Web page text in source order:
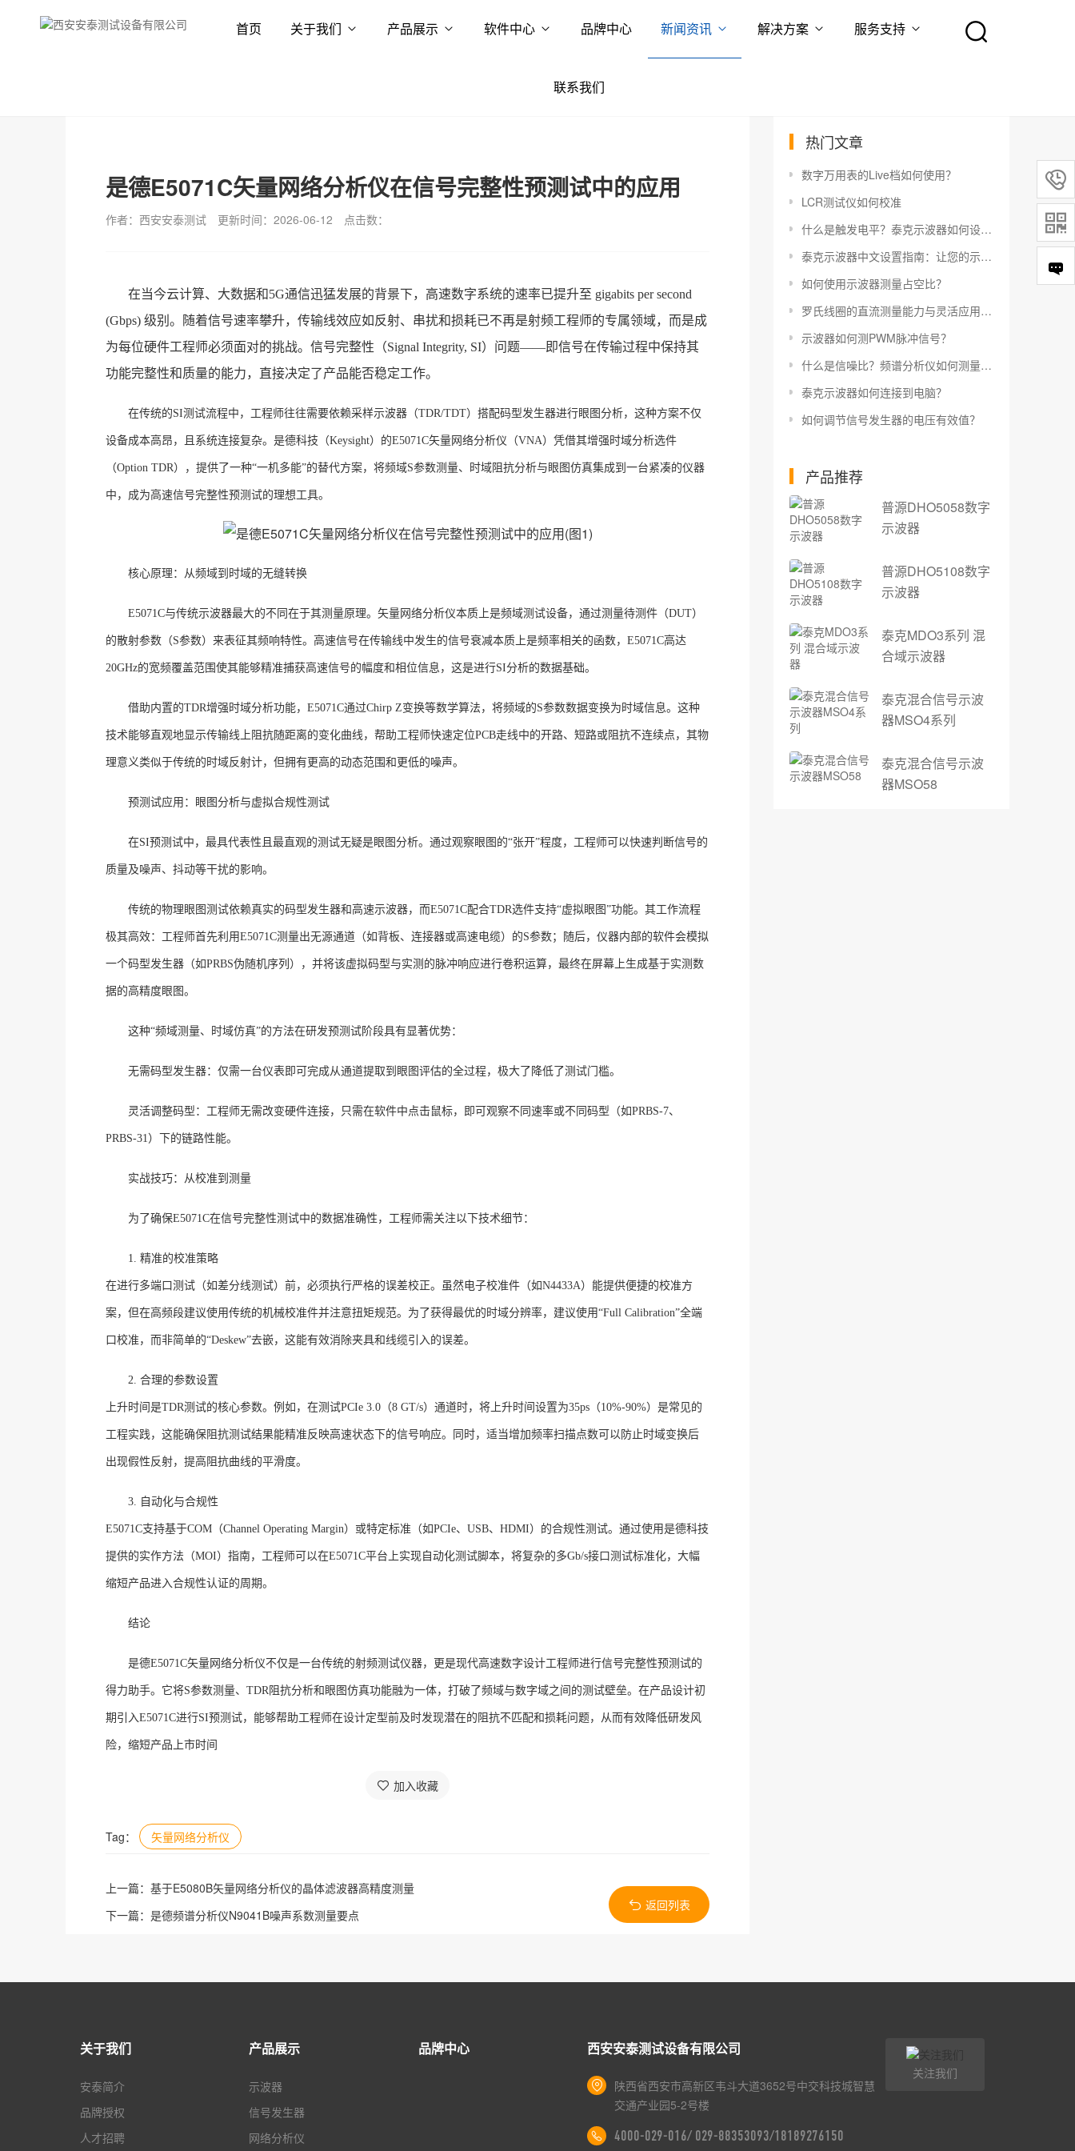
首页 关于我们 产品展示 软件中心 品牌中心 新闻资讯 解决方案 服务支持
联系我们
是德E5071C矢量网络分析仪在信号完整性预测试中的应用
作者：西安安泰测试 更新时间：2026-06-12 点击数：
在当今云计算、大数据和5G通信迅猛发展的背景下，高速数字系统的速率已提升至 gigabits per second
(Gbps) 级别。随着信号速率攀升，传输线效应如反射、串扰和损耗已不再是射频工程师的专属领域，而是成
为每位硬件工程师必须面对的挑战。信号完整性（Signal Integrity, SI）问题——即信号在传输过程中保持其
功能完整性和质量的能力，直接决定了产品能否稳定工作。
在传统的SI测试流程中，工程师往往需要依赖采样示波器（TDR/TDT）搭配码型发生器进行眼图分析，这种方案不仅
设备成本高昂，且系统连接复杂。是德科技（Keysight）的E5071C矢量网络分析仪（VNA）凭借其增强时域分析选件
（Option TDR），提供了一种“一机多能”的替代方案，将频域S参数测量、时域阻抗分析与眼图仿真集成到一台紧凑的仪器
中，成为高速信号完整性预测试的理想工具。
核心原理：从频域到时域的无缝转换
E5071C与传统示波器最大的不同在于其测量原理。矢量网络分析仪本质上是频域测试设备，通过测量待测件（DUT）
的散射参数（S参数）来表征其频响特性。高速信号在传输线中发生的信号衰减本质上是频率相关的函数，E5071C高达
20GHz的宽频覆盖范围使其能够精准捕获高速信号的幅度和相位信息，这是进行SI分析的数据基础。
借助内置的TDR增强时域分析功能，E5071C通过Chirp Z变换等数学算法，将频域的S参数数据变换为时域信息。这种
技术能够直观地显示传输线上阻抗随距离的变化曲线，帮助工程师快速定位PCB走线中的开路、短路或阻抗不连续点，其物
理意义类似于传统的时域反射计，但拥有更高的动态范围和更低的噪声。
预测试应用：眼图分析与虚拟合规性测试
在SI预测试中，最具代表性且最直观的测试无疑是眼图分析。通过观察眼图的“张开”程度，工程师可以快速判断信号的
质量及噪声、抖动等干扰的影响。
传统的物理眼图测试依赖真实的码型发生器和高速示波器，而E5071C配合TDR选件支持“虚拟眼图”功能。其工作流程
极其高效：工程师首先利用E5071C测量出无源通道（如背板、连接器或高速电缆）的S参数；随后，仪器内部的软件会模拟
一个码型发生器（如PRBS伪随机序列），并将该虚拟码型与实测的脉冲响应进行卷积运算，最终在屏幕上生成基于实测数
据的高精度眼图。
这种“频域测量、时域仿真”的方法在研发预测试阶段具有显著优势：
无需码型发生器：仅需一台仪表即可完成从通道提取到眼图评估的全过程，极大了降低了测试门槛。
灵活调整码型：工程师无需改变硬件连接，只需在软件中点击鼠标，即可观察不同速率或不同码型（如PRBS-7、
PRBS-31）下的链路性能。
实战技巧：从校准到测量
为了确保E5071C在信号完整性测试中的数据准确性，工程师需关注以下技术细节：
1. 精准的校准策略
在进行多端口测试（如差分线测试）前，必须执行严格的误差校正。虽然电子校准件（如N4433A）能提供便捷的校准方
案，但在高频段建议使用传统的机械校准件并注意扭矩规范。为了获得最优的时域分辨率，建议使用“Full Calibration”全端
口校准，而非简单的“Deskew”去嵌，这能有效消除夹具和线缆引入的误差。
2. 合理的参数设置
上升时间是TDR测试的核心参数。例如，在测试PCIe 3.0（8 GT/s）通道时，将上升时间设置为35ps（10%-90%）是常见的
工程实践，这能确保阻抗测试结果能精准反映高速状态下的信号响应。同时，适当增加频率扫描点数可以防止时域变换后
出现假性反射，提高阻抗曲线的平滑度。
3. 自动化与合规性
E5071C支持基于COM（Channel Operating Margin）或特定标准（如PCIe、USB、HDMI）的合规性测试。通过使用是德科技
提供的实作方法（MOI）指南，工程师可以在E5071C平台上实现自动化测试脚本，将复杂的多Gb/s接口测试标准化，大幅
缩短产品进入合规性认证的周期。
结论
是德E5071C矢量网络分析仪不仅是一台传统的射频测试仪器，更是现代高速数字设计工程师进行信号完整性预测试的
得力助手。它将S参数测量、TDR阻抗分析和眼图仿真功能融为一体，打破了频域与数字域之间的测试壁垒。在产品设计初
期引入E5071C进行SI预测试，能够帮助工程师在设计定型前及时发现潜在的阻抗不匹配和损耗问题，从而有效降低研发风
险，缩短产品上市时间
加入收藏
Tag： 矢量网络分析仪
上一篇： 基于E5080B矢量网络分析仪的晶体滤波器高精度测量
下一篇： 是德频谱分析仪N9041B噪声系数测量要点
返回列表
热门文章
数字万用表的Live档如何使用？
LCR测试仪如何校准
什么是触发电平？泰克示波器如何设置触发电平？
泰克示波器中文设置指南：让您的示波器更易于使用
如何使用示波器测量占空比？
罗氏线圈的直流测量能力与灵活应用指南
示波器如何测PWM脉冲信号？
什么是信噪比？频谱分析仪如何测量信噪比？
泰克示波器如何连接到电脑？
如何调节信号发生器的电压有效值？
产品推荐
普源DHO5058数字
示波器
普源DHO5108数字
示波器
泰克MDO3系列 混
合域示波器
泰克混合信号示波
器MSO4系列
泰克混合信号示波
器MSO58
关于我们
安泰简介
品牌授权
人才招聘
产品展示
示波器
信号发生器
网络分析仪
品牌中心 西安安泰测试设备有限公司
陕西省西安市高新区韦斗大道3652号中交科技城智慧
交通产业园5-2号楼
4000-029-016/ 029-88353093/18189276150
关注我们

